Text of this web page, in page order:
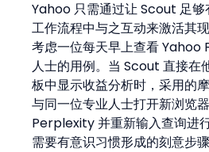
Yahoo 只需通过让 Scout 足够
工作流程中与之互动来激活其现
考虑一位每天早上查看 Yahoo
人士的用例。当 Scout 直接在
板中显示收益分析时，采用的
与同一位专业人士打开新浏览
Perplexity 并重新输入查询进
需要有意识习惯形成的刻意步骤